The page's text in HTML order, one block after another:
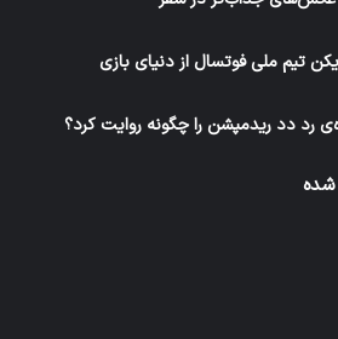
تیم ملی فوتسال از دنیای بازی
رد دد ریدمپشن را چگونه روایت کرد؟
شده